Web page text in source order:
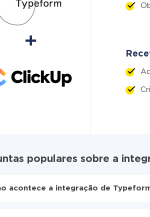
populares sobre a
acontece a integração de